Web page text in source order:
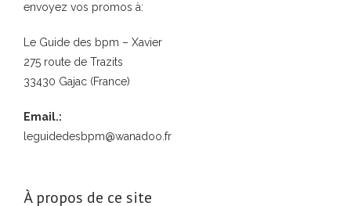
envoyez vos promos à:
Le Guide des bpm – Xavier
275 route de Trazits
33430 Gajac (France)
Email.:
leguidedesbpm@wanadoo.fr
À propos de ce site